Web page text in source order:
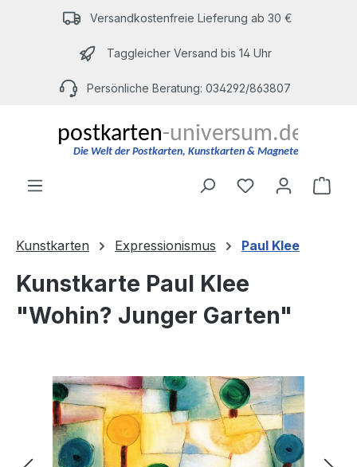
Zum Hauptinhalt springenVersandkostenfreie Lieferung ab 30 €
Taggleicher Versand bis 14 Uhr
Persönliche Beratung: 034292/863807
Du hast 0
Kunstkarten Expressionismus Paul Klee
Kunstkarte Paul Klee
"Wohin? Junger Garten"
Bildergalerie überspringen